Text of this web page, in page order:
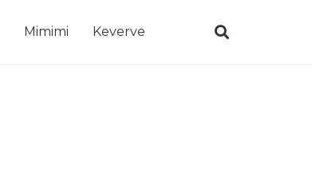
Mimimi Keverve